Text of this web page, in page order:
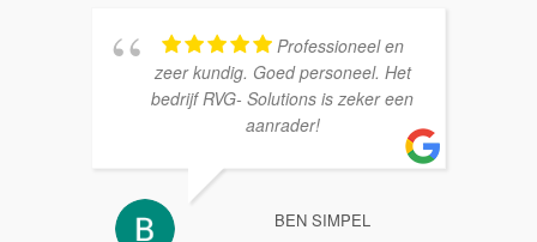
Professioneel en
zeer kundig. Goed personeel. Het
bedrijf RVG- Solutions is zeker een
aanrader!
BEN SIMPEL